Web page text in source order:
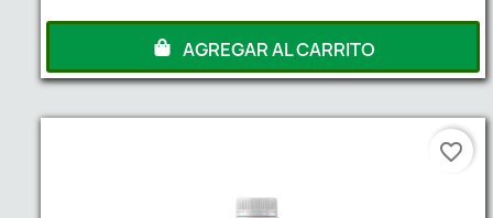
AGREGAR AL CARRITO
favorite_border